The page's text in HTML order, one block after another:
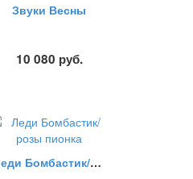
Звуки Весны
10 080 руб.
Леди Бомбастик/розы пионка